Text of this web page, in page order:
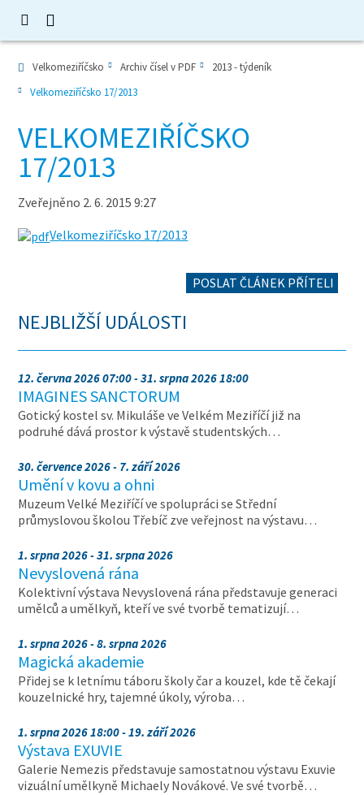
Velkomeziříčsko Archiv čísel v PDF
2013 - týdeník
Velkomeziříčsko 17/2013
VELKOMEZIŘÍČSKO
17/2013
Zveřejněno 2. 6. 2015 9:27
Velkomeziříčsko 17/2013
POSLAT ČLÁNEK PŘÍTELI
NEJBLIŽŠÍ UDÁLOSTI
12. června 2026 07:00 - 31. srpna 2026 18:00
IMAGINES SANCTORUM
Gotický kostel sv. Mikuláše ve Velkém Meziříčí již na
podruhé dává prostor k výstavě studentských…
30. července 2026 - 7. září 2026
Umění v kovu a ohni
Muzeum Velké Meziříčí ve spolupráci se Střední
průmyslovou školou Třebíč zve veřejnost na výstavu…
1. srpna 2026 - 31. srpna 2026
Nevyslovená rána
Kolektivní výstava Nevyslovená rána představuje generaci
umělců a umělkyň, kteří ve své tvorbě tematizují…
1. srpna 2026 - 8. srpna 2026
Magická akademie
Přidej se k letnímu táboru školy čar a kouzel, kde tě čekají
kouzelnické hry, tajemné úkoly, výroba…
1. srpna 2026 18:00 - 19. září 2026
Výstava EXUVIE
Galerie Nemezis představuje samostatnou výstavu Exuvie
vizuální umělkyně Michaely Novákové. Ve své tvorbě…